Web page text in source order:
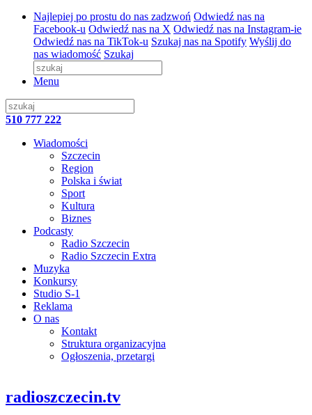
Najlepiej po prostu do nas zadzwoń Odwiedź nas na
Facebook-u Odwiedź nas na X Odwiedź nas na Instagram-ie
Odwiedź nas na TikTok-u Szukaj nas na Spotify Wyślij do
nas wiadomość Szukaj
Menu
510 777 222
Wiadomości
Szczecin
Region
Polska i świat
Sport
Kultura
Biznes
Podcasty
Radio Szczecin
Radio Szczecin Extra
Muzyka
Konkursy
Studio S-1
Reklama
O nas
Kontakt
Struktura organizacyjna
Ogłoszenia, przetargi
radioszczecin.tv